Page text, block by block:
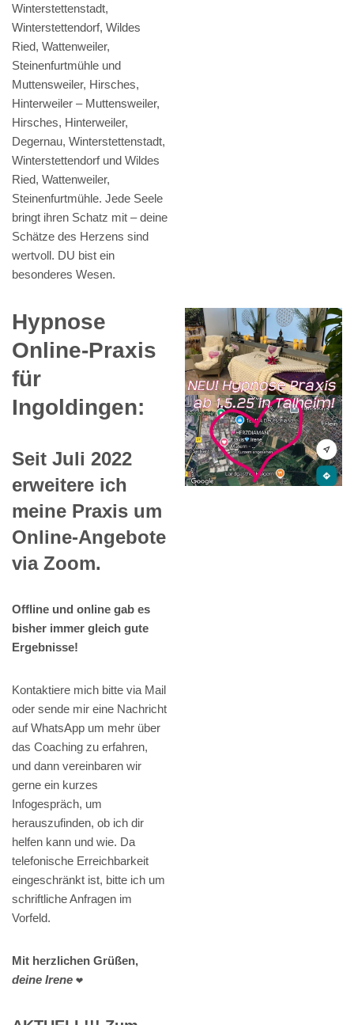
Winterstettenstadt,
Winterstettendorf, Wildes
Ried, Wattenweiler,
Steinenfurtmühle und
Muttensweiler, Hirsches,
Hinterweiler – Muttensweiler,
Hirsches, Hinterweiler,
Degernau, Winterstettenstadt,
Winterstettendorf und Wildes
Ried, Wattenweiler,
Steinenfurtmühle. Jede Seele
bringt ihren Schatz mit – deine
Schätze des Herzens sind
wertvoll. DU bist ein
besonderes Wesen.
Hypnose
Online-Praxis
für
Ingoldingen:
Seit Juli 2022
erweitere ich
meine Praxis um
Online-Angebote
via Zoom.
Offline und online gab es
bisher immer gleich gute
Ergebnisse!
Kontaktiere mich bitte via Mail
oder sende mir eine Nachricht
auf WhatsApp um mehr über
das Coaching zu erfahren,
und dann vereinbaren wir
gerne ein kurzes
Infogespräch, um
herauszufinden, ob ich dir
helfen kann und wie. Da
telefonische Erreichbarkeit
eingeschränkt ist, bitte ich um
schriftliche Anfragen im
Vorfeld.
Mit herzlichen Grüßen,
deine Irene ❤️